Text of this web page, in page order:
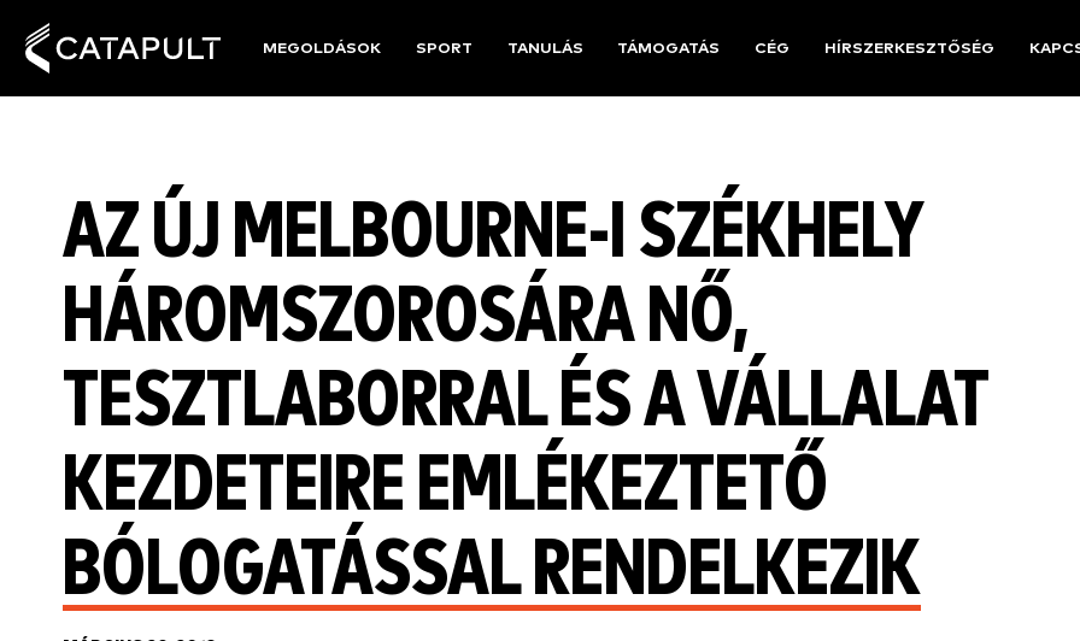
MEGOLDÁSOK SPORT TANULÁS TÁMOGATÁS CÉG HÍRSZERKESZTŐSÉG
AZ ÚJ MELBOURNE-I SZÉKHELY
HÁROMSZOROSÁRA NŐ,
TESZTLABORRAL ÉS A VÁLLALAT
KEZDETEIRE EMLÉKEZTETŐ
BÓLOGATÁSSAL RENDELKEZIK